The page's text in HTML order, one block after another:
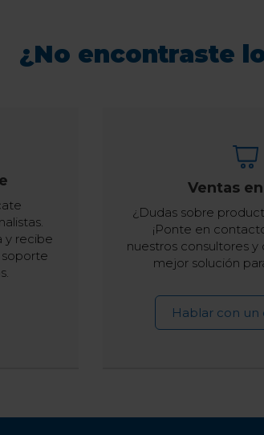
¿No encontraste
y recibe
Ventas
¿Dudas sobre
¡Ponte en
nuestros consultores y
mejor solución
Hablar con un